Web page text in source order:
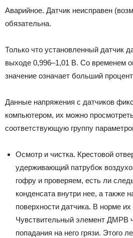
Аварийное. Датчик неисправен
обязательна.
Только что установленный датчик
выходе 0,996–1,01 В. Со временем
значение означает больший
Данные напряжения с датчиков
компьютером, их можно
соответствующую группу
Осмотр и чистка. Крестовой
удерживающий патрубок
гофру и проверяем, есть ли
конденсата внутри нее, а также
поверхности датчика. В норме
Чувствительный элемент ДМРВ
попадания на него грязи. Этого